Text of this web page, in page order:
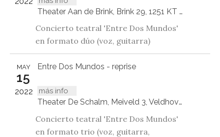
Theater Aan de Brink, Brink 29, 1251 KT Laren, Noord Holland
Concierto teatral 'Entre Dos Mundos'
en formato dúo (voz, guitarra)
Entre Dos Mundos - reprise
más info
MAY
15
2022
Theater De Schalm, Meiveld 3, Veldhoven
Concierto teatral 'Entre Dos Mundos'
en formato trio (voz, guitarra,